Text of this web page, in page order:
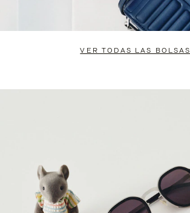
VER TODAS LAS BOLSAS